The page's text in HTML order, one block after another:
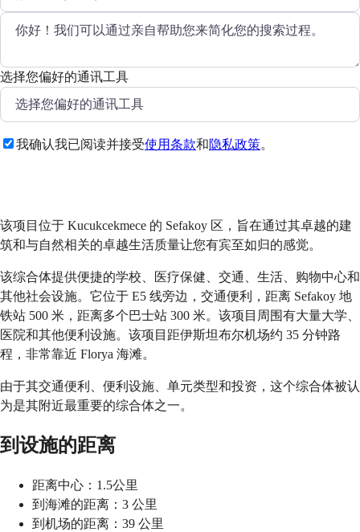
选择您偏好的通讯工具
我确认我已阅读并接受使用条款和隐私政策。
该项目位于 Kucukcekmece 的 Sefakoy 区，旨在通过其卓越的建
筑和与自然相关的卓越生活质量让您有宾至如归的感觉。
该综合体提供便捷的学校、医疗保健、交通、生活、购物中心和
其他社会设施。它位于 E5 线旁边，交通便利，距离 Sefakoy 地
铁站 500 米，距离多个巴士站 300 米。该项目周围有大量大学、
医院和其他便利设施。该项目距伊斯坦布尔机场约 35 分钟路
程，非常靠近 Florya 海滩。
由于其交通便利、便利设施、单元类型和投资，这个综合体被认
为是其附近最重要的综合体之一。
到设施的距离
距离中心：1.5公里
到海滩的距离：3 公里
到机场的距离：39 公里